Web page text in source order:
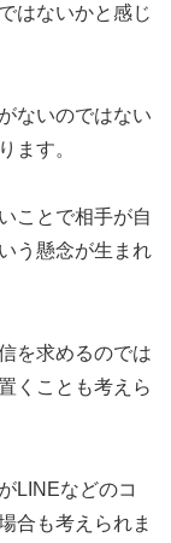
はないかと感じ
ないのではない
ます。
ことで相手が自
う懸念が生まれ
を求めるのでは
くことも考えら
LINEなどのコ
合も考えられま